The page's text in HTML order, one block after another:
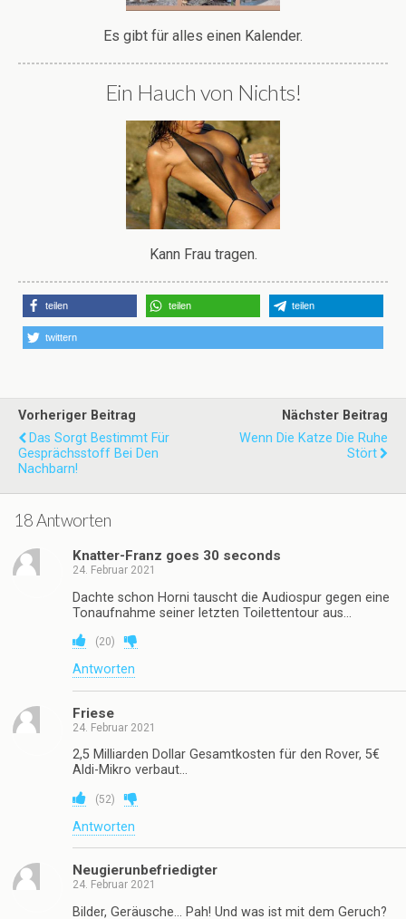
Es gibt für alles einen Kalender.
Ein Hauch von Nichts!
Kann Frau tragen.
teilen teilen teilen
twittern
Vorheriger Beitrag
Das Sorgt Bestimmt Für
Gesprächsstoff Bei Den
Nachbarn!
Nächster Beitrag
Wenn Die Katze Die Ruhe
Stört
18 Antworten
Knatter-Franz goes 30 seconds
24. Februar 2021
Dachte schon Horni tauscht die Audiospur gegen eine
Tonaufnahme seiner letzten Toilettentour aus…
(20)
Antworten
Friese
24. Februar 2021
2,5 Milliarden Dollar Gesamtkosten für den Rover, 5€
Aldi-Mikro verbaut…
(52)
Antworten
Neugierunbefriedigter
24. Februar 2021
Bilder, Geräusche… Pah! Und was ist mit dem Geruch?